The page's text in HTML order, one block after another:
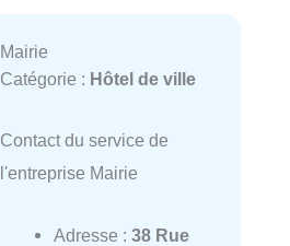
Mairie
Catégorie : Hôtel de ville
Contact du service de
l'entreprise Mairie
Adresse : 38 Rue